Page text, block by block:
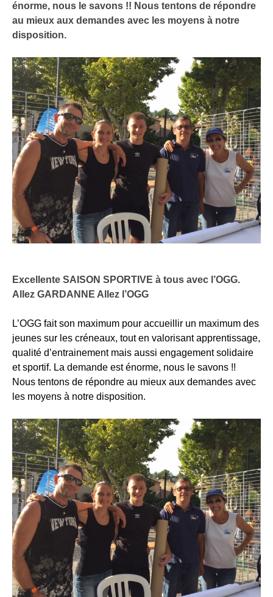
énorme, nous le savons !! Nous tentons de répondre
au mieux aux demandes avec les moyens à notre
disposition.
Excellente SAISON SPORTIVE à tous avec l’OGG.
Allez GARDANNE Allez l’OGG
L’OGG fait son maximum pour accueillir un maximum des
jeunes sur les créneaux, tout en valorisant apprentissage,
qualité d’entrainement mais aussi engagement solidaire
et sportif. La demande est énorme, nous le savons !!
Nous tentons de répondre au mieux aux demandes avec
les moyens à notre disposition.